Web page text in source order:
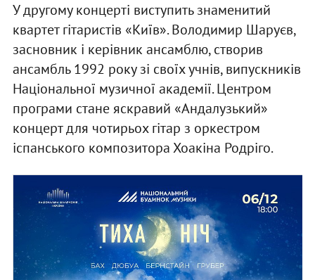
У другому концерті виступить знаменитий
квартет гітаристів «Київ». Володимир Шаруєв,
засновник і керівник ансамблю, створив
ансамбль 1992 року зі своїх учнів, випускників
Національної музичної академії. Центром
програми стане яскравий «Андалузький»
концерт для чотирьох гітар з оркестром
іспанського композитора Хоакіна Родріго.